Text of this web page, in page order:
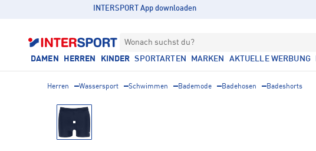
INTERSPORT App downloaden
Wonach suchst du?
DAMEN HERREN KINDER SPORTARTEN MARKEN AKTUELLE WERBUNG
Herren Wassersport Schwimmen Bademode Badehosen Badeshorts